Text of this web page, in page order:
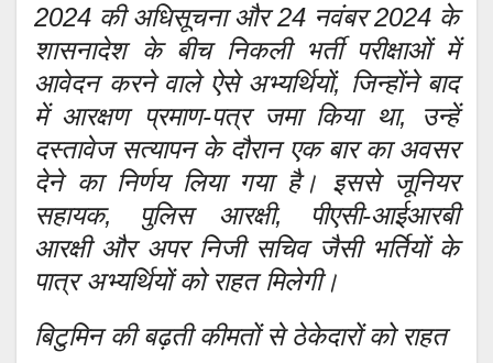
2024 की अधिसूचना और 24 नवंबर 2024 के
शासनादेश के बीच निकली भर्ती परीक्षाओं में
आवेदन करने वाले ऐसे अभ्यर्थियों, जिन्होंने बाद
में आरक्षण प्रमाण-पत्र जमा किया था, उन्हें
दस्तावेज सत्यापन के दौरान एक बार का अवसर
देने का निर्णय लिया गया है। इससे जूनियर
सहायक, पुलिस आरक्षी, पीएसी-आईआरबी
आरक्षी और अपर निजी सचिव जैसी भर्तियों के
पात्र अभ्यर्थियों को राहत मिलेगी।
बिटुमिन की बढ़ती कीमतों से ठेकेदारों को राहत